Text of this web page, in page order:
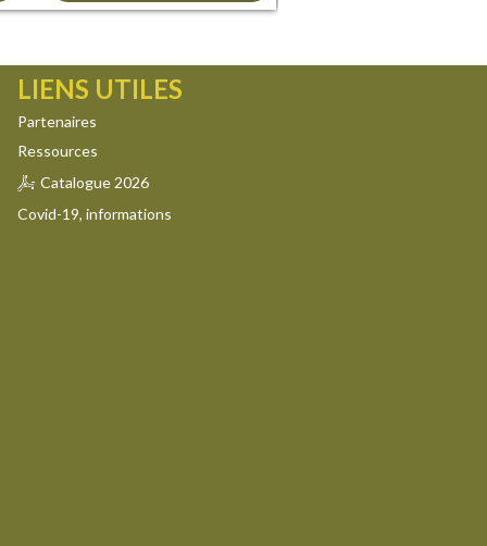
LIENS UTILES
Partenaires
Ressources
Catalogue 2026
Covid-19, informations